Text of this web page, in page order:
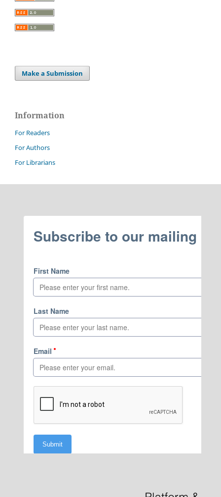
Make a Submission
Information
For Readers
For Authors
For Librarians